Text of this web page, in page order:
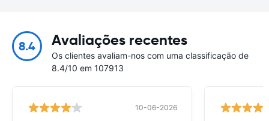
8.4 Avaliações recentes
Os clientes avaliam-nos com uma classificação de
8.4/10 em 107913
10-06-2026